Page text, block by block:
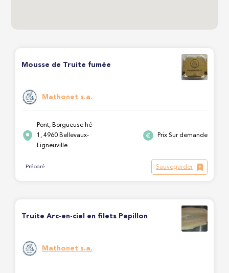
Mousse de Truite fumée
Mathonet s.a.
Pont, Borgueuse hé
1, 4960 Bellevaux-
Ligneuville
Prix Sur demande
Préparé Sauvegarder
Truite Arc-en-ciel en filets Papillon
Mathonet s.a.